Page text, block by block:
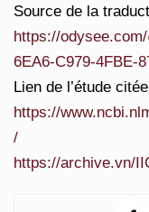
Source de la
https://
6EA6-C979-4FBE-
Lien de l’étude
https://
/
https://archive.vn/